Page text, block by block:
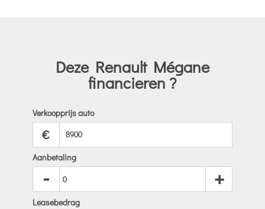
Deze Renault Mégane
financieren ?
Verkoopprijs auto
€
Aanbetaling
- +
Leasebedrag